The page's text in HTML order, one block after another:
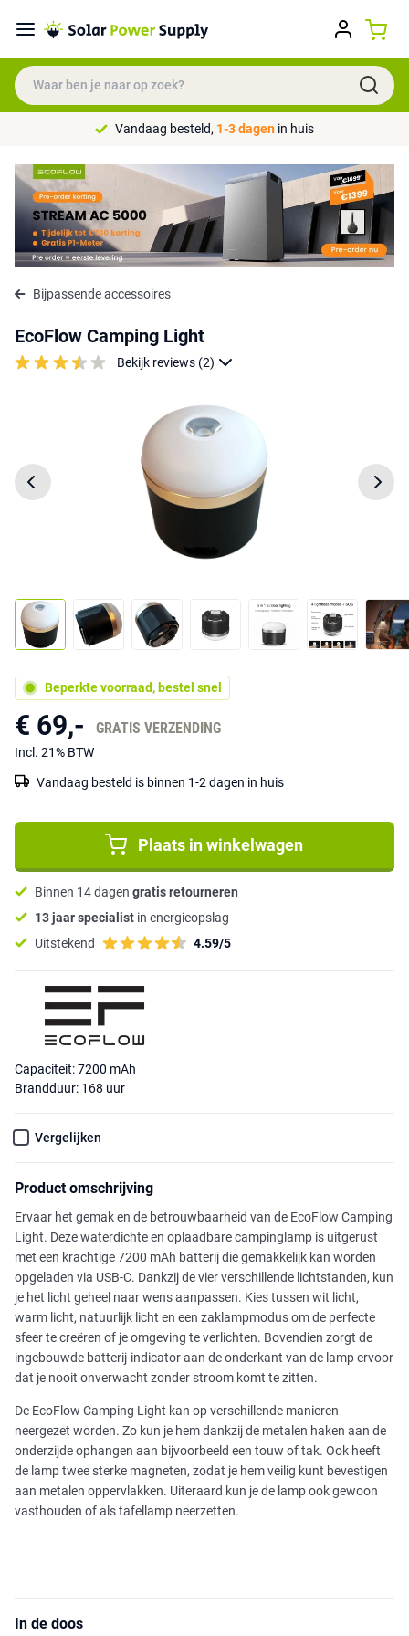
Vandaag besteld, 1-3 dagen in huis
Bijpassende accessoires
EcoFlow Camping Light
Bekijk reviews (2)
Beperkte voorraad, bestel snel
€ 69,- GRATIS VERZENDING
Incl. 21% BTW
Vandaag besteld is binnen 1-2 dagen in huis
Plaats in winkelwagen
Binnen 14 dagen gratis retourneren
13 jaar specialist in energieopslag
Uitstekend
4.59/5
Capaciteit: 7200 mAh
Brandduur: 168 uur
Vergelijken
Product omschrijving
Ervaar het gemak en de betrouwbaarheid van de EcoFlow Camping
Light. Deze waterdichte en oplaadbare campinglamp is uitgerust
met een krachtige 7200 mAh batterij die gemakkelijk kan worden
opgeladen via USB-C. Dankzij de vier verschillende lichtstanden, kun
je het licht geheel naar wens aanpassen. Kies tussen wit licht,
warm licht, natuurlijk licht en een zaklampmodus om de perfecte
sfeer te creëren of je omgeving te verlichten. Bovendien zorgt de
ingebouwde batterij-indicator aan de onderkant van de lamp ervoor
dat je nooit onverwacht zonder stroom komt te zitten.
De EcoFlow Camping Light kan op verschillende manieren
neergezet worden. Zo kun je hem dankzij de metalen haken aan de
onderzijde ophangen aan bijvoorbeeld een touw of tak. Ook heeft
de lamp twee sterke magneten, zodat je hem veilig kunt bevestigen
aan metalen oppervlakken. Uiteraard kun je de lamp ook gewoon
vasthouden of als tafellamp neerzetten.
In de doos